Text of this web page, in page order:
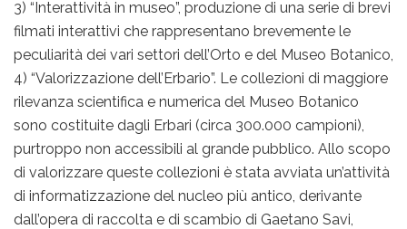
3) “Interattività in museo”, produzione di una serie di brevi
filmati interattivi che rappresentano brevemente le
peculiarità dei vari settori dell’Orto e del Museo Botanico,
4) “Valorizzazione dell’Erbario”. Le collezioni di maggiore
rilevanza scientifica e numerica del Museo Botanico
sono costituite dagli Erbari (circa 300.000 campioni),
purtroppo non accessibili al grande pubblico. Allo scopo
di valorizzare queste collezioni è stata avviata un’attività
di informatizzazione del nucleo più antico, derivante
dall’opera di raccolta e di scambio di Gaetano Savi,